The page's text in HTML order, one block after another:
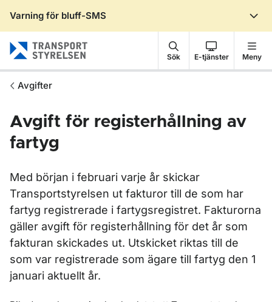
Varning för bluff-SMS
Sök E-tjänster Meny
Avgifter
Avgift för registerhållning av
fartyg
Med början i februari varje år skickar
Transportstyrelsen ut fakturor till de som har
fartyg registrerade i fartygsregistret. Fakturorna
gäller avgift för registerhållning för det år som
fakturan skickades ut. Utskicket riktas till de
som var registrerade som ägare till fartyg den 1
januari aktuellt år.